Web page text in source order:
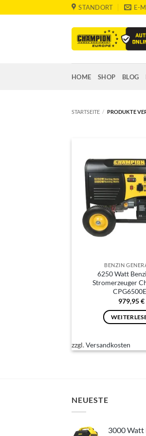
Inhalt
STANDORT E-
HOME SHOP BLOG
STARTSEITE / PRODUKTE
BENZIN
6250 Watt
Stromerzeuger
979,95€
zzgl.Versandkosten
NEUESTE
3000 Watt